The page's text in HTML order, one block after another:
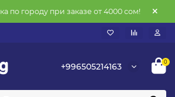
по городу при заказе от 4000 сом!
+996505214163 0